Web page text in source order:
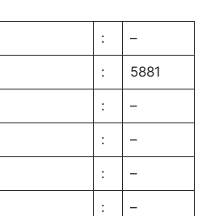
: –
: 5881
: –
: –
: –
: –